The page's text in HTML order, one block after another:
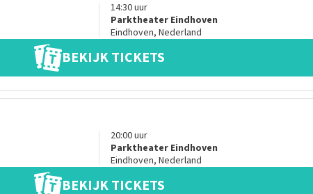
14:30uur
Parktheater Eindhoven
Eindhoven, Nederland
BEKIJK TICKETS
20:00uur
Parktheater Eindhoven
Eindhoven, Nederland
BEKIJK TICKETS